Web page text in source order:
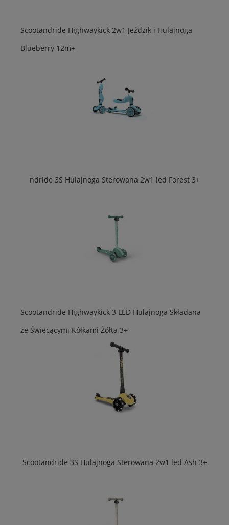
Scootandride Highwaykick 2w1 Jeździk i Hulajnoga
Blueberry 12m+
ndride 3S Hulajnoga Sterowana 2w1 led Forest 3+
Scootandride Highwaykick 3 LED Hulajnoga Składana
ze Świecącymi Kółkami Żółta 3+
Scootandride 3S Hulajnoga Sterowana 2w1 led Ash 3+